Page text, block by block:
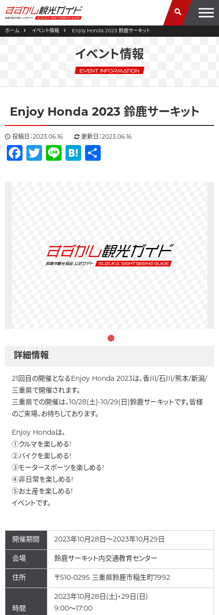
ホーム イベント情報 Enjoy Honda 2023 鈴鹿サーキット
イベント情報
Event Information
Enjoy Honda 2023 鈴鹿サーキット
投稿日：2023.06.16 更新日：2023.06.16
Facebook
Twitter
LineHatena
詳細情報
21回目の開催となるEnjoy Honda 2023は、香川/石川/熊本/新潟/
三重県で開催されます。
三重県での開催は、10/28(土)-10/29(日)鈴鹿サーキットです。皆様
のご来場、お待ちしております。
Enjoy Hondaは、
①クルマを楽しめる!
②バイクを楽しめる!
③モータースポーツを楽しめる!
④非日常を楽しめる!
⑤お土産を楽しめる!
イベントです。
開催期間 2023年10月28日～2023年10月29日
会場 鈴鹿サーキット内交通教育センター
住所 〒510-0295 三重県鈴鹿市稲生町7992
時間
2023年10月28日(土)・29日(日)
9:00～17:00